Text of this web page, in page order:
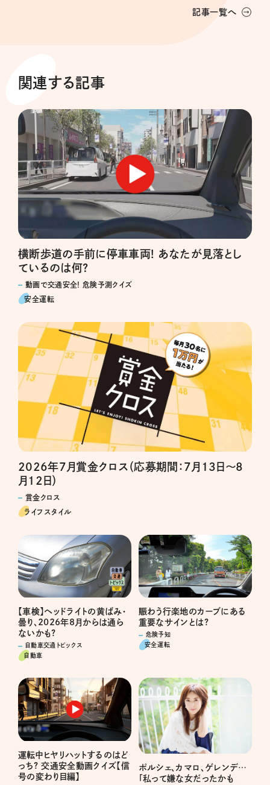
記事一覧へ
関連する記事
横断歩道の手前に停車車両! あなたが見落とし
ているのは何?
動画で交通安全! 危険予測クイズ
安全運転
2026年7月賞金クロス（応募期間：7月13日～8
月12日）
賞金クロス
ライフスタイル
【車検】ヘッドライトの黄ばみ・
曇り、2026年8月からは通ら
ないかも?
自動車交通トピックス
自動車
賑わう行楽地のカーブにある
重要なサインとは?
危険予知
安全運転
運転中ヒヤリハットするのはど
っち? 交通安全動画クイズ【信
号の変わり目編】
ポルシェ、カマロ、ゲレンデ…
「私って嫌な女だったかも